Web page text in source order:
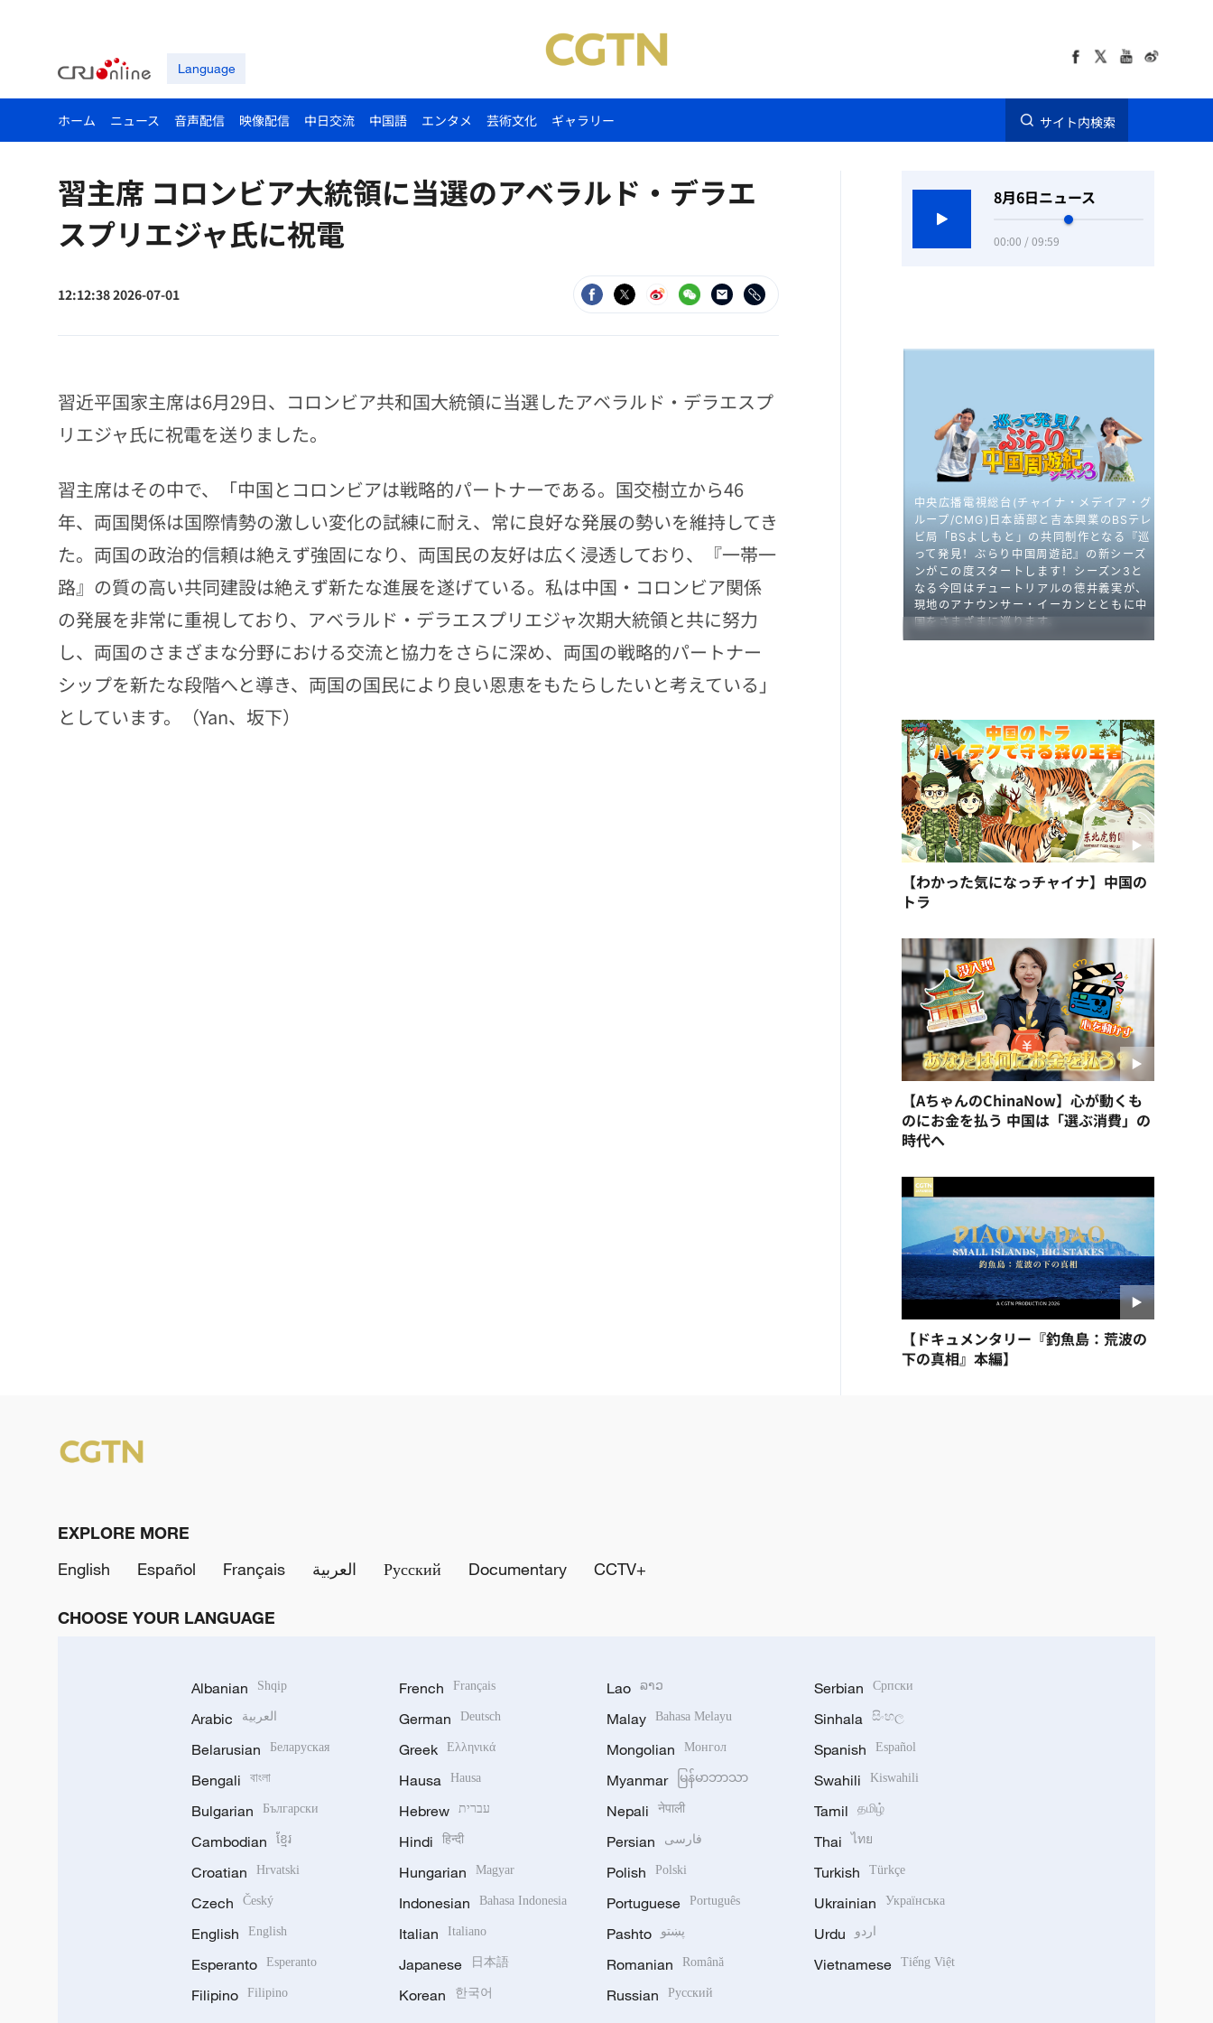
Language
ホーム ニュース 音声配信 映像配信 中日交流 中国語 エンタメ 芸術文化 ギャラリー サイト内検索
習主席 コロンビア大統領に当選のアベラルド・デラエ
スプリエジャ氏に祝電
12:12:38 2026-07-01
習近平国家主席は6月29日、コロンビア共和国大統領に当選したアベラルド・デラエスプ
リエジャ氏に祝電を送りました。
習主席はその中で、「中国とコロンビアは戦略的パートナーである。国交樹立から46
年、両国関係は国際情勢の激しい変化の試練に耐え、常に良好な発展の勢いを維持してき
た。両国の政治的信頼は絶えず強固になり、両国民の友好は広く浸透しており、『一帯一
路』の質の高い共同建設は絶えず新たな進展を遂げている。私は中国・コロンビア関係
の発展を非常に重視しており、アベラルド・デラエスプリエジャ次期大統領と共に努力
し、両国のさまざまな分野における交流と協力をさらに深め、両国の戦略的パートナー
シップを新たな段階へと導き、両国の国民により良い恩恵をもたらしたいと考えている」
としています。（Yan、坂下）
8月6日ニュース
00:00 / 09:59
【わかった気になっチャイナ】中国の
トラ
【AちゃんのChinaNow】心が動くも
のにお金を払う 中国は「選ぶ消費」の
時代へ
【ドキュメンタリー『釣魚島：荒波の
下の真相』本編】
EXPLORE MORE
English
Español Français العربية Русский Documentary CCTV+
CHOOSE YOUR LANGUAGE
Albanian Shqip
Arabic العربية
Belarusian Беларуская
Bengali বাংলা
Bulgarian Български
Cambodian ខ្មែរ
Croatian Hrvatski
Czech Český
English English
Esperanto Esperanto
Filipino Filipino
French Français
German Deutsch
Greek Ελληνικά
Hausa Hausa
Hebrew עברית
Hindi हिन्दी
Hungarian Magyar
Indonesian Bahasa Indonesia
Italian Italiano
Japanese 日本語
Korean 한국어
Lao ລາວ
Malay Bahasa Melayu
Mongolian Монгол
Myanmar မြန်မာဘာသာ
Nepali नेपाली
Persian فارسی
Polish Polski
Portuguese Português
Pashto پښتو
Romanian Română
Russian Русский
Serbian Српски
Sinhala සිංහල
Spanish Español
Swahili Kiswahili
Tamil தமிழ்
Thai ไทย
Turkish Türkçe
Ukrainian Українська
Urdu اردو
Vietnamese Tiếng Việt